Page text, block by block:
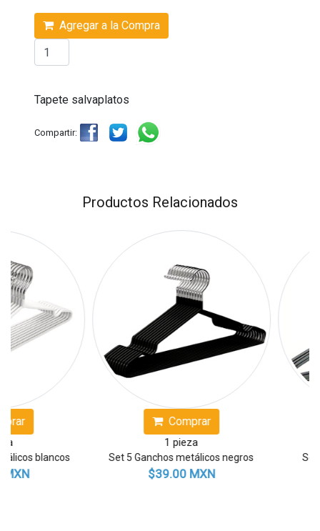
Agregar a la Compra
Tapete salvaplatos
Compartir:
Productos Relacionados
blancos
Comprar
1 pieza
Set 5 Ganchos metálicos negros
$39.00 MXN
Set 5